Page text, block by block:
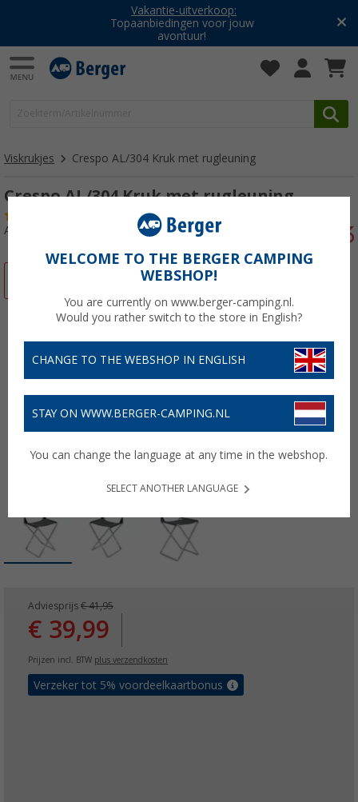
Vakantie-uitverkoop:
Topaanbiedingen voor jouw
avontuur!
Viskrukjes Crespo AL/304 Kruk met rugleuning
Crespo AL/304 Kruk met rugleuning
Artikelnr: 728390
Adviesprijs € 41,95
€ 39,99
Prijzen incl. BTW plus verzendkosten
Verzeker tot 5% voordeelkaartbonus
WELCOME TO THE BERGER CAMPING
WEBSHOP!
You are currently on www.berger-camping.nl.
Would you rather switch to the store in English?
CHANGE TO THE WEBSHOP IN ENGLISH
STAY ON WWW.BERGER-CAMPING.NL
You can change the language at any time in the webshop.
SELECT ANOTHER LANGUAGE